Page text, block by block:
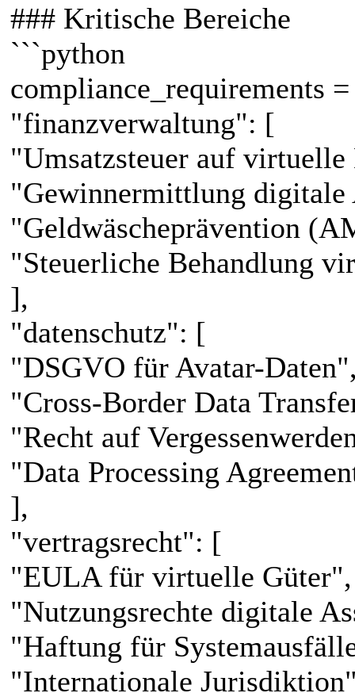
### Kritische Bereiche
```python
compliance_requirements
"finanzverwaltung": [
"Umsatzsteuer auf
"Gewinnermittlung digitale
"Geldwäscheprävention
"Steuerliche Behandlung
],
"datenschutz": [
"DSGVO für Avatar-
"Cross-Border Data
"Recht auf
"Data Processing
],
"vertragsrecht": [
"EULA für virtuelle Güter",
"Nutzungsrechte digitale
"Haftung für
"Internationale